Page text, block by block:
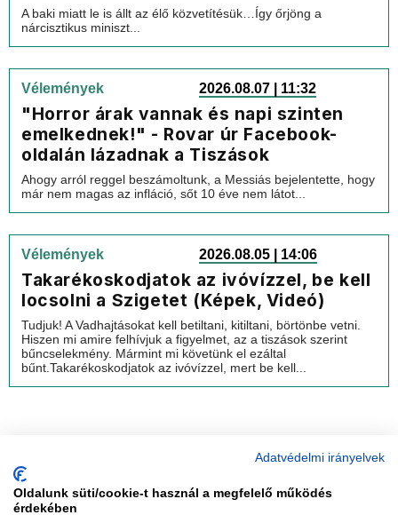
A baki miatt le is állt az élő közvetítésük…Így őrjöng a
nárcisztikus miniszt...
Vélemények 2026.08.07 | 11:32
"Horror árak vannak és napi szinten
emelkednek!" - Rovar úr Facebook-
oldalán lázadnak a Tiszások
Ahogy arról reggel beszámoltunk, a Messiás bejelentette, hogy
már nem magas az infláció, sőt 10 éve nem látot...
Vélemények 2026.08.05 | 14:06
Takarékoskodjatok az ivóvízzel, be kell
locsolni a Szigetet (Képek, Videó)
Tudjuk! A Vadhajtásokat kell betiltani, kitiltani, börtönbe vetni.
Hiszen mi amire felhívjuk a figyelmet, az a tiszások szerint
bűncselekmény. Mármint mi követünk el ezáltal
bűnt.Takarékoskodjatok az ivóvízzel, mert be kell...
Adatvédelmi irányelvek
Oldalunk süti/cookie-t használ a megfelelő működés
érdekében